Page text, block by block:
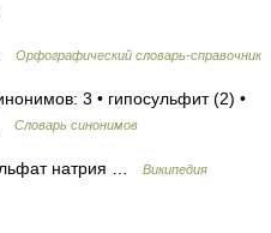
Орфографический словарь-справочник
3 • гипосульфит (2) •
Словарь синонимов
натрия … Википедия